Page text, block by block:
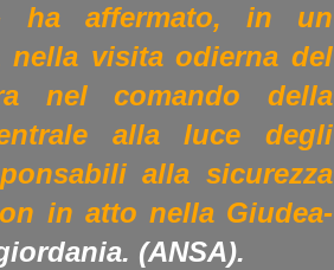
ha affermato, in un
nella visita odierna del
nel comando della
alla luce degli
alla sicurezza
in atto nella Giudea-
(ANSA).